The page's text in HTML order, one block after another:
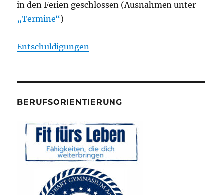
in den Ferien geschlossen (Ausnahmen unter
„Termine“)
Entschuldigungen
BERUFSORIENTIERUNG